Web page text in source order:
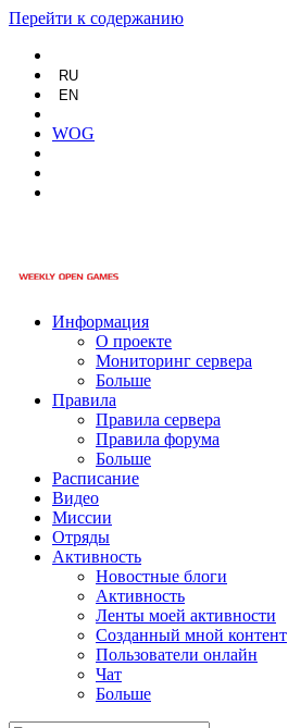
Перейти к содержанию
RU
EN
WOG
Информация
О проекте
Мониторинг сервера
Больше
Правила
Правила сервера
Правила форума
Больше
Расписание
Видео
Миссии
Отряды
Активность
Новостные блоги
Активность
Ленты моей активности
Созданный мной контент
Пользователи онлайн
Чат
Больше